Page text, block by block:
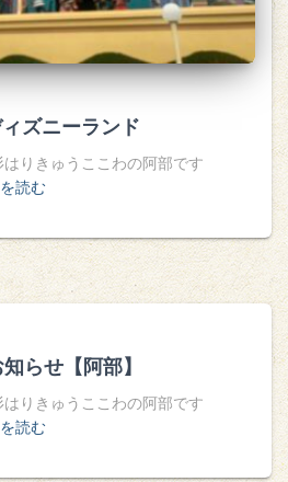
ズニーランド
りきゅうここわの阿部です
読む
らせ【阿部】
りきゅうここわの阿部です
読む